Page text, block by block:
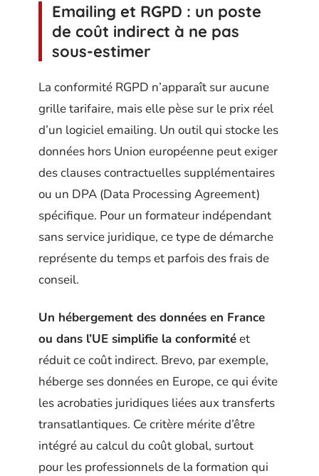
Emailing et RGPD : un poste
de coût indirect à ne pas
sous-estimer
La conformité RGPD n’apparaît sur aucune
grille tarifaire, mais elle pèse sur le prix réel
d’un logiciel emailing. Un outil qui stocke les
données hors Union européenne peut exiger
des clauses contractuelles supplémentaires
ou un DPA (Data Processing Agreement)
spécifique. Pour un formateur indépendant
sans service juridique, ce type de démarche
représente du temps et parfois des frais de
conseil.
Un hébergement des données en France
ou dans l’UE simplifie la conformitéet
réduit ce coût indirect. Brevo, par exemple,
héberge ses données en Europe, ce qui évite
les acrobaties juridiques liées aux transferts
transatlantiques. Ce critère mérite d’être
intégré au calcul du coût global, surtout
pour les professionnels de la formation qui